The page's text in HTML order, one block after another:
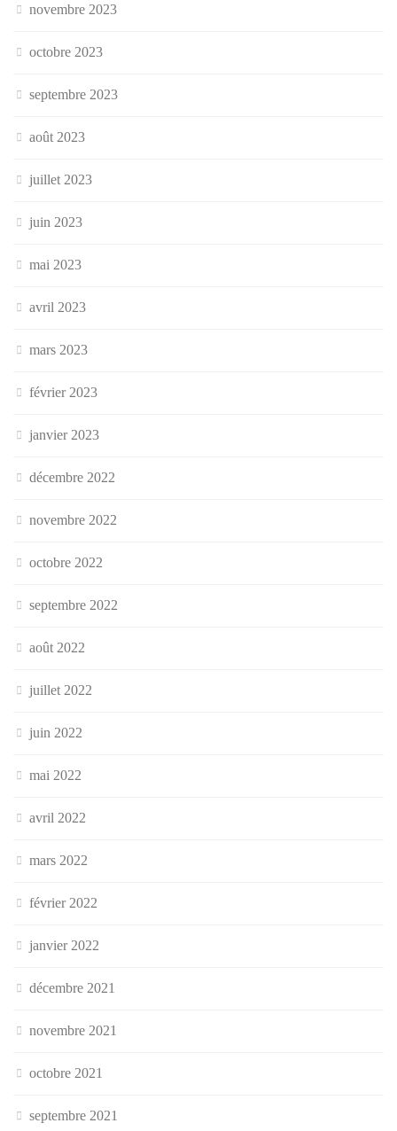
novembre 2023
octobre 2023
septembre 2023
août 2023
juillet 2023
juin 2023
mai 2023
avril 2023
mars 2023
février 2023
janvier 2023
décembre 2022
novembre 2022
octobre 2022
septembre 2022
août 2022
juillet 2022
juin 2022
mai 2022
avril 2022
mars 2022
février 2022
janvier 2022
décembre 2021
novembre 2021
octobre 2021
septembre 2021